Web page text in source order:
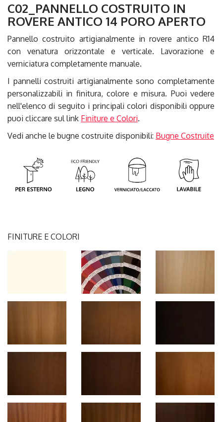
C02_PANNELLO COSTRUITO IN
ROVERE ANTICO 14 PORO APERTO
Pannello costruito artigianalmente in rovere antico R14
con venatura orizzontale e verticale. Lavorazione e
verniciatura completamente manuale.
I pannelli costruiti artigianalmente sono completamente
personalizzabili in finitura, colore e misura. Puoi vedere
nell'elenco di seguito i principali colori disponibili oppure
puoi cliccare sul link Finiture e Colori.
Vedi anche le bugne costruite disponibili: Bugne Costruite
FINITURE E COLORI